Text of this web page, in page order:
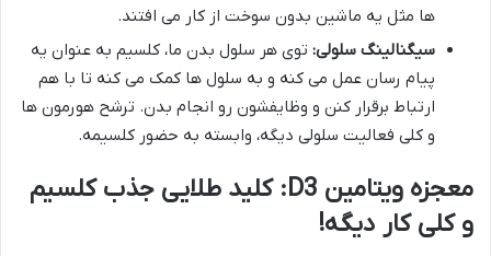
ها مثل یه ماشین بدون سوخت از کار می افتند.
سیگنالینگ سلولی: توی هر سلول بدن ما، کلسیم به عنوان یه
پیام رسان عمل می کنه و به سلول ها کمک می کنه تا با هم
ارتباط برقرار کنن و وظایفشون رو انجام بدن. ترشح هورمون ها
و کلی فعالیت سلولی دیگه، وابسته به حضور کلسیمه.
معجزه ویتامین D3: کلید طلایی جذب کلسیم
و کلی کار دیگه!